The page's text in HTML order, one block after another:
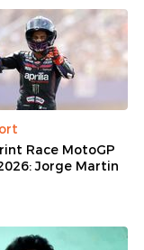
Race MotoGP
Jorge Martin